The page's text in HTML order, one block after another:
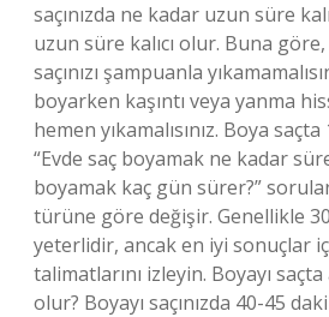
saçınızda ne kadar uzun süre
uzun süre kalıcı olur. Buna
saçınızı şampuanla
boyarken kaşıntı veya yanma
hemen yıkamalısınız. Boya
“Evde saç boyamak ne kadar
boyamak kaç gün sürer?”
türüne göre değişir. Genellikle
yeterlidir, ancak en iyi sonuçlar
talimatlarını izleyin. Boyayı
olur? Boyayı saçınızda 40-45